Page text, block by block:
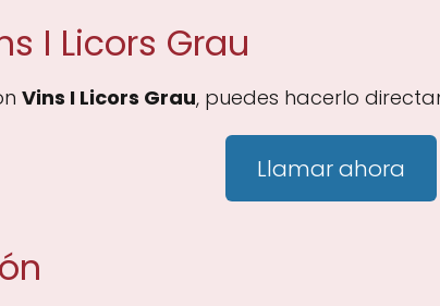
I Licors Grau
Vins I Licors Grau, puedes hacerlo
Llamar ahora